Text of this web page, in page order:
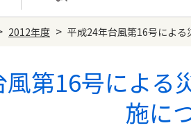
2012年度 > 平成24年台風第16号による
第16号による
施に